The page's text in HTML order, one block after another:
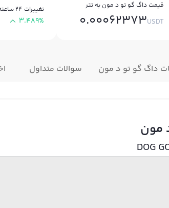
قیمت داگ گو تو د مون به تتر
0.00062373USDT
تغییرات ۲۴ ساعته
3.489%
داگ گو تو د مون سوالات متداول
مون
DOG